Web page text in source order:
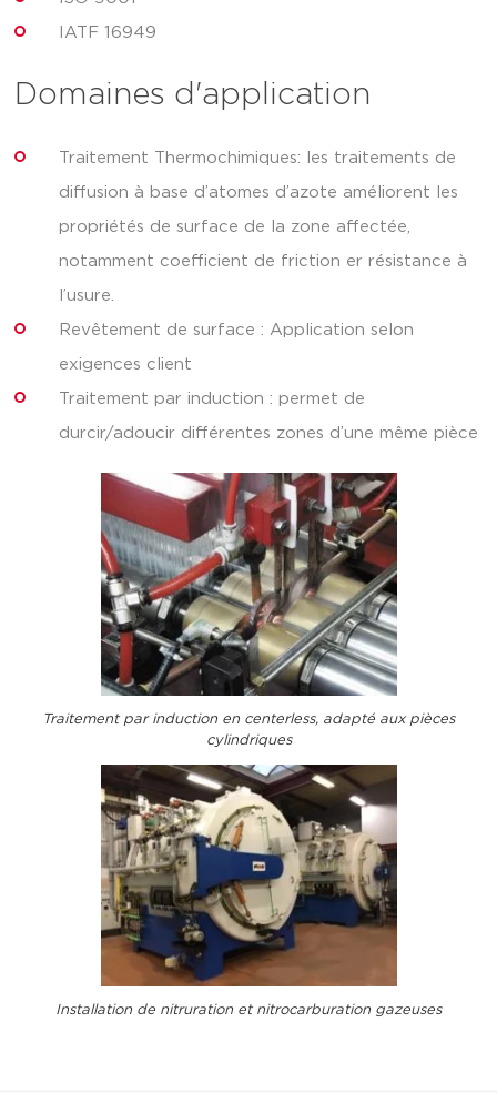
IATF 16949
Domaines d'application
Traitement Thermochimiques: les traitements de
diffusion à base d’atomes d’azote améliorent les
propriétés de surface de la zone affectée,
notamment coefficient de friction er résistance à
l’usure.
Revêtement de surface : Application selon
exigences client
Traitement par induction : permet de
durcir/adoucir différentes zones d’une même pièce
Traitement par induction en centerless, adapté aux pièces
cylindriques
Installation de nitruration et nitrocarburation gazeuses